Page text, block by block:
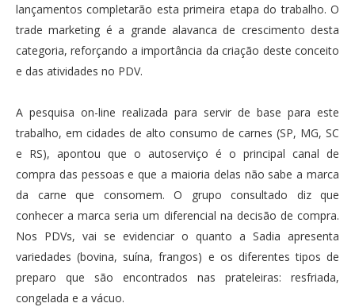
lançamentos completarão esta primeira etapa do trabalho. O
trade marketing é a grande alavanca de crescimento desta
categoria, reforçando a importância da criação deste conceito
e das atividades no PDV.
A pesquisa on-line realizada para servir de base para este
trabalho, em cidades de alto consumo de carnes (SP, MG, SC
e RS), apontou que o autoserviço é o principal canal de
compra das pessoas e que a maioria delas não sabe a marca
da carne que consomem. O grupo consultado diz que
conhecer a marca seria um diferencial na decisão de compra.
Nos PDVs, vai se evidenciar o quanto a Sadia apresenta
variedades (bovina, suína, frangos) e os diferentes tipos de
preparo que são encontrados nas prateleiras: resfriada,
congelada e a vácuo.